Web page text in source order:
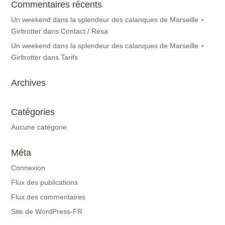
Commentaires récents
Un weekend dans la splendeur des calanques de Marseille ⋆
Girltrotter dansContact / Résa
Un weekend dans la splendeur des calanques de Marseille ⋆
Girltrotter dansTarifs
Archives
Catégories
Aucune catégorie
Méta
Connexion
Flux des publications
Flux des commentaires
Site de WordPress-FR